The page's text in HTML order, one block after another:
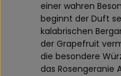
einer wahren
beginnt der Duft
kalabrischen
der Grapefruit
die besondere
das Rosengeranie